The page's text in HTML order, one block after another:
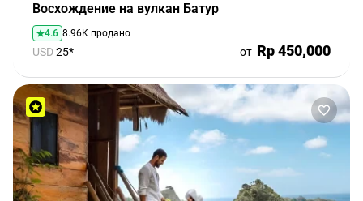
Восхождение на вулкан Батур
4.6 8.96K продано
USD25* от Rp 450,000